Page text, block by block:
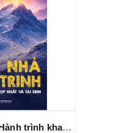
Nhà Thám Trinh – Hành trình khai phá - Hợp nhất và Tái sinh - Charles Nguyen & Lucia Nguyen